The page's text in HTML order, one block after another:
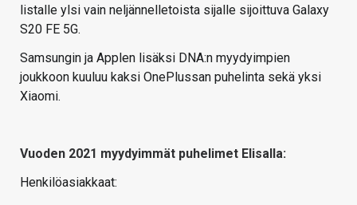
listalle ylsi vain neljännelletoista sijalle sijoittuva Galaxy
S20 FE 5G.
Samsungin ja Applen lisäksi DNA:n myydyimpien
joukkoon kuuluu kaksi OnePlussan puhelinta sekä yksi
Xiaomi.
Vuoden 2021 myydyimmät puhelimet Elisalla:
Henkilöasiakkaat: